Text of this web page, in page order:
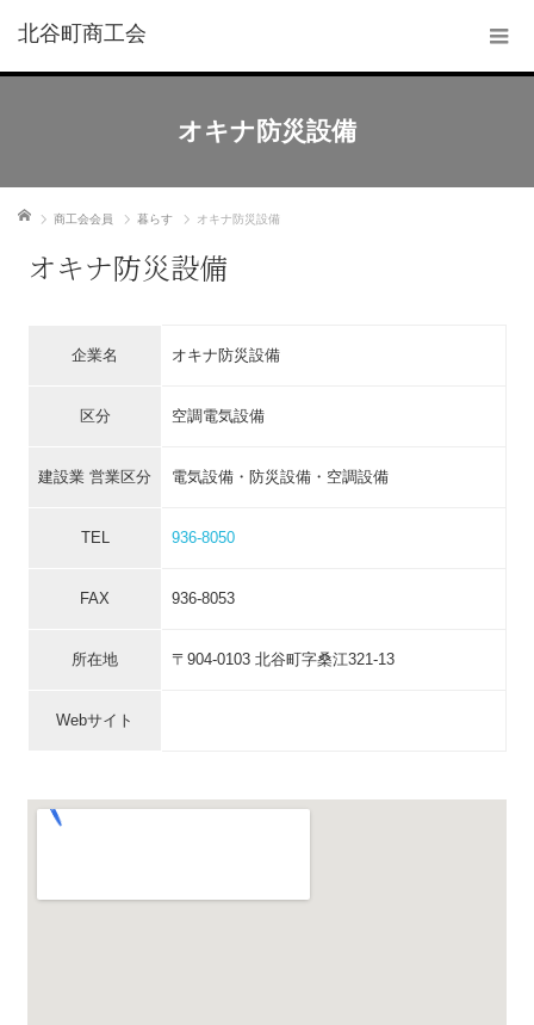
北谷町商工会
オキナ防災設備
ホーム 商工会会員 暮らす オキナ防災設備
オキナ防災設備
企業名 オキナ防災設備
区分 空調電気設備
建設業 営業区分 電気設備・防災設備・空調設備
TEL 936-8050
FAX 936-8053
所在地 〒904-0103 北谷町字桑江321-13
Webサイト